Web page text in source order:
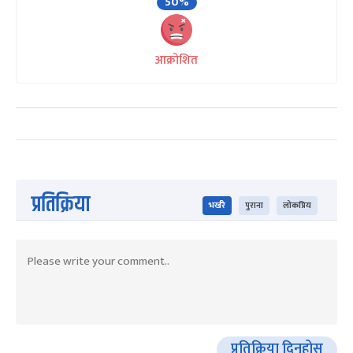
आक्रोशित
प्रतिक्रिया भर्खरै पुराना लोकप्रिय